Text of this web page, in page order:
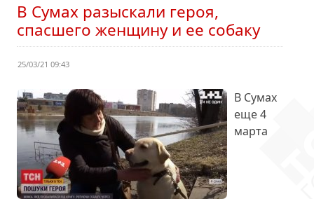
В Сумах разыскали героя,
спасшего женщину и ее собаку
25/03/21 09:43
В Сумах
еще 4
марта